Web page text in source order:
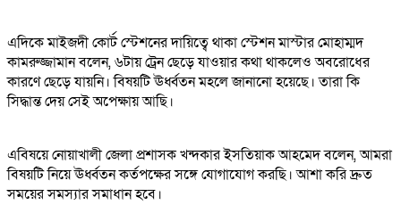
এদিকে মাইজদী কোর্ট স্টেশনের দায়িত্বে থাকা স্টেশন মাস্টার মোহাম্মদ
কামরুজ্জামান বলেন, ৬টায় ট্রেন ছেড়ে যাওয়ার কথা থাকলেও অবরোধের
কারণে ছেড়ে যায়নি। বিষয়টি ঊর্ধ্বতন মহলে জানানো হয়েছে। তারা কি
সিদ্ধান্ত দেয় সেই অপেক্ষায় আছি।
এবিষয়ে নোয়াখালী জেলা প্রশাসক খন্দকার ইসতিয়াক আহমেদ বলেন, আমরা
বিষয়টি নিয়ে ঊর্ধ্বতন কর্তপক্ষের সঙ্গে যোগাযোগ করছি। আশা করি দ্রুত
সময়ের সমস্যার সমাধান হবে।